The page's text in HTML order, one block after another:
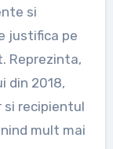
si
justifica pe
Reprezinta,
din 2018,
si recipientul
mult mai